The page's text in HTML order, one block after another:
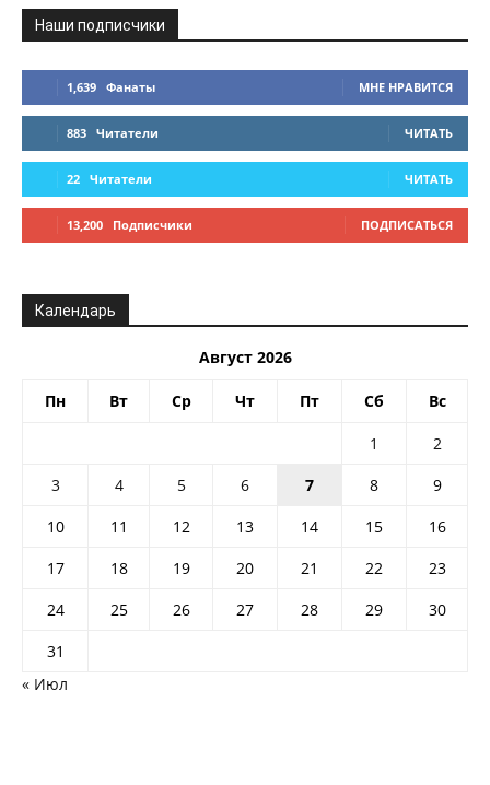
Наши подписчики
1,639 Фанаты МНЕ НРАВИТСЯ
883 Читатели ЧИТАТЬ
22 Читатели ЧИТАТЬ
13,200 Подписчики ПОДПИСАТЬСЯ
Календарь
Август 2026
Пн Вт Ср Чт Пт Сб Вс
1
2
3
4 5 6 7 8
9
10
11 12 13 14 15
16
17
18 19 20 21 22
23
24
25 26 27 28 29
30
31
« Июл